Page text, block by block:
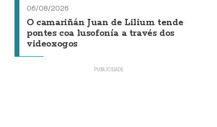
06/08/2026
O camariñán Juan de Lilium tende
pontes coa lusofonía a través dos
videoxogos